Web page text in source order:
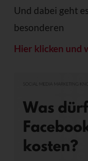
Und dabei geht
besonderen
Hier klicken und